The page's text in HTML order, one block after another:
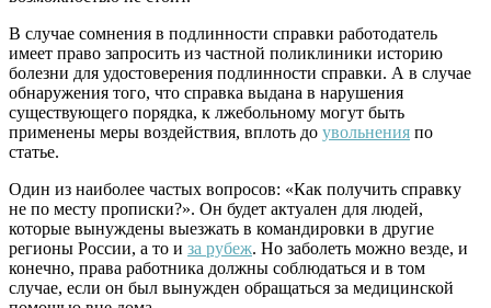
В случае сомнения в подлинности справки работодатель
имеет право запросить из частной поликлиники историю
болезни для удостоверения подлинности справки. А в случае
обнаружения того, что справка выдана в нарушения
существующего порядка, к лжебольному могут быть
применены меры воздействия, вплоть до увольнения по
статье.
Один из наиболее частых вопросов: «Как получить справку
не по месту прописки?». Он будет актуален для людей,
которые вынуждены выезжать в командировки в другие
регионы России, а то и за рубеж. Но заболеть можно везде, и
конечно, права работника должны соблюдаться и в том
случае, если он был вынужден обращаться за медицинской